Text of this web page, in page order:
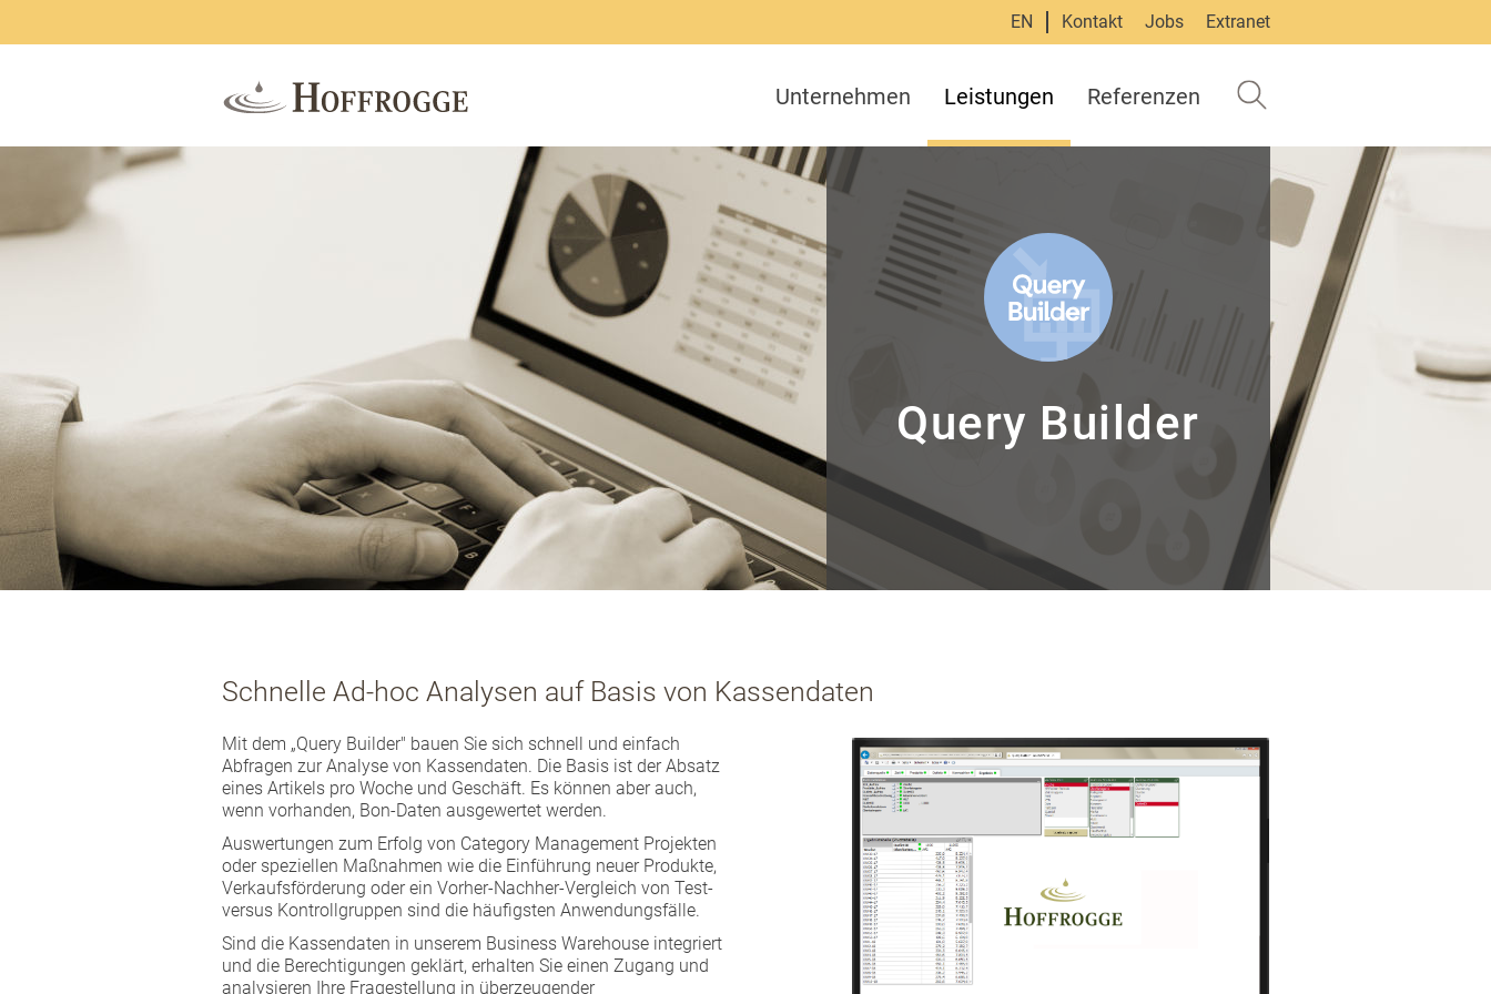
Kontakt Jobs Extranet
EN
Unternehmen Leistungen Referenzen
Query Builder
Schnelle Ad-hoc Analysen auf Basis von Kassendaten
Mit dem „Query Builder" bauen Sie sich schnell und einfach
Abfragen zur Analyse von Kassendaten. Die Basis ist der Absatz
eines Artikels pro Woche und Geschäft. Es können aber auch,
wenn vorhanden, Bon-Daten ausgewertet werden.
Auswertungen zum Erfolg von Category Management Projekten
oder speziellen Maßnahmen wie die Einführung neuer Produkte,
Verkaufsförderung oder ein Vorher-Nachher-Vergleich von Test-
versus Kontrollgruppen sind die häufigsten Anwendungsfälle.
Sind die Kassendaten in unserem Business Warehouse integriert
und die Berechtigungen geklärt, erhalten Sie einen Zugang und
analysieren Ihre Fragestellung in überzeugender